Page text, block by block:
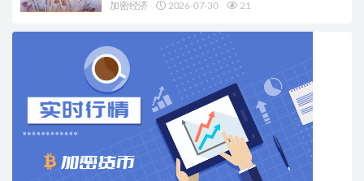
加密经济 2026-07-30 21